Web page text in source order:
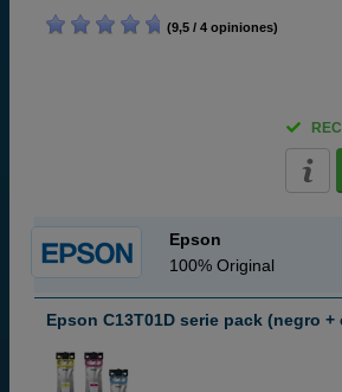
(9,5 / 4 opiniones)
Epson
100% Original
Epson C13T01D serie pack (negro +